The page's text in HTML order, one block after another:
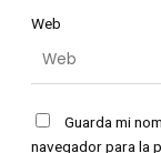
Web
Guarda mi
navegador para la